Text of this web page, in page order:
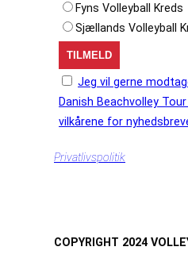
Fyns Volleyball Kreds
Sjællands Volleyball
Jeg vil gerne
Danish Beachvolley
vilkårene for
Privatlivspolitik
COPYRIGHT 2024